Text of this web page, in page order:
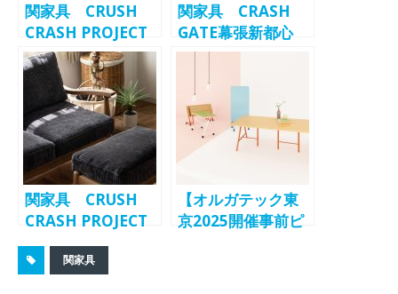
関家具 CRUSH
CRASH PROJECT
より和家具シリー
ズの新作第２弾を
発表
関家具 CRASH
GATE幕張新都心
店 11月オープ
の直営店
関家具 CRUSH
CRASH PROJECT
ブランドのソファ
シリーズにコーデ
【オルガテック東
京2025開催事前ピ
関家具